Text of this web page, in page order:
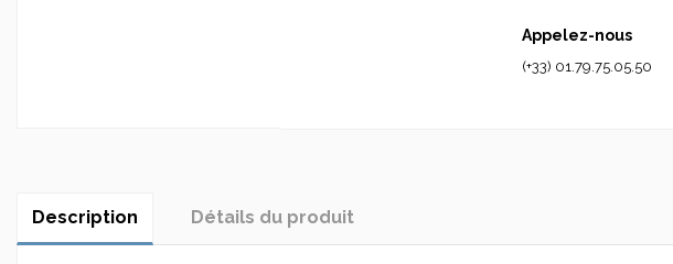
Appelez-nous
(+33) 01.79.75.05.50
Description Détails du produit